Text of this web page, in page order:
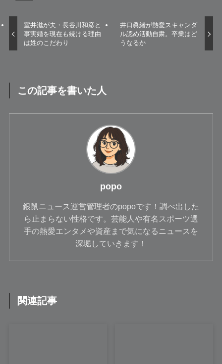
室井滋が夫・長谷川和彦と
事実婚を現在も続ける理由
は姓のこだわり
井口眞緒が熱愛スキャンダ
ル認め活動自粛。卒業はど
うなるか
この記事を書いた人
popo
銀鼠ニュース運営管理者のpopoです！調べ出した
ら止まらない性格です。芸能人や有名スポーツ選
手の熱愛エンタメや資産まで気になるニュースを
深堀していきます！
関連記事